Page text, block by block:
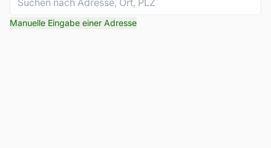
Manuelle Eingabe einer Adresse